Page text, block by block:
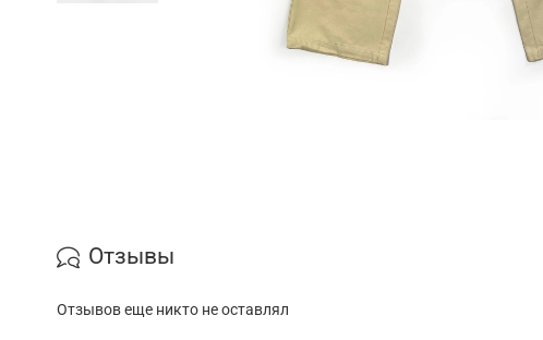
Отзывы
Отзывов еще никто не оставлял